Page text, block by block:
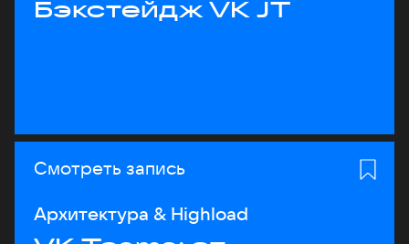
Бэкстейдж VK JT
Смотреть запись
Архитектура & Highload